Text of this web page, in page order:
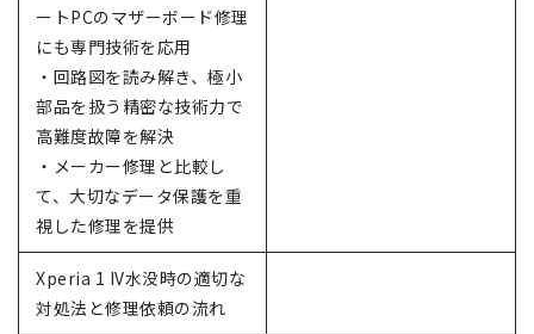
ートPCのマザーボード修理
にも専門技術を応用
・回路図を読み解き、極小
部品を扱う精密な技術力で
高難度故障を解決
・メーカー修理と比較し
て、大切なデータ保護を重
視した修理を提供
Xperia 1 IV水没時の適切な
対処法と修理依頼の流れ